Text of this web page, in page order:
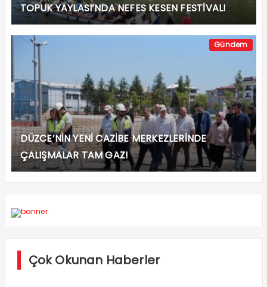
TOPUK YAYLASI’NDA NEFES KESEN FESTİVAL!
Gündem
DÜZCE’NİN YENİ CAZİBE MERKEZLERİNDE
ÇALIŞMALAR TAM GAZ!
Çok Okunan Haberler